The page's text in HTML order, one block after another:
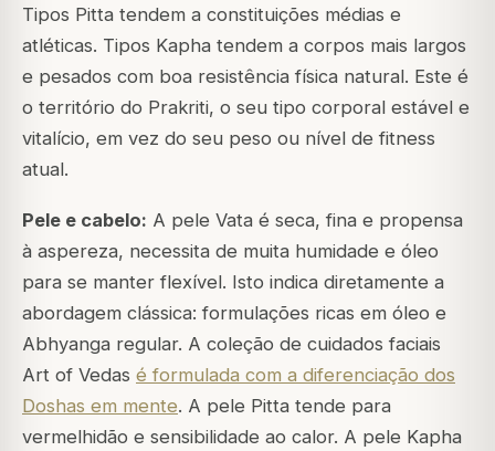
Tipos Pitta tendem a constituições médias e
atléticas. Tipos Kapha tendem a corpos mais largos
e pesados com boa resistência física natural. Este é
o território do Prakriti, o seu tipo corporal estável e
vitalício, em vez do seu peso ou nível de fitness
atual.
Pele e cabelo: A pele Vata é seca, fina e propensa
à aspereza, necessita de muita humidade e óleo
para se manter flexível. Isto indica diretamente a
abordagem clássica: formulações ricas em óleo e
Abhyanga regular. A coleção de cuidados faciais
Art of Vedas é formulada com a diferenciação dos
Doshas em mente. A pele Pitta tende para
vermelhidão e sensibilidade ao calor. A pele Kapha